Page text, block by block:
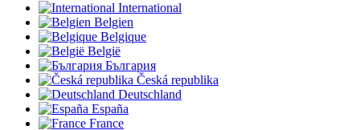
International
Belgien
Belgique
België
България
Česká republika
Deutschland
España
France